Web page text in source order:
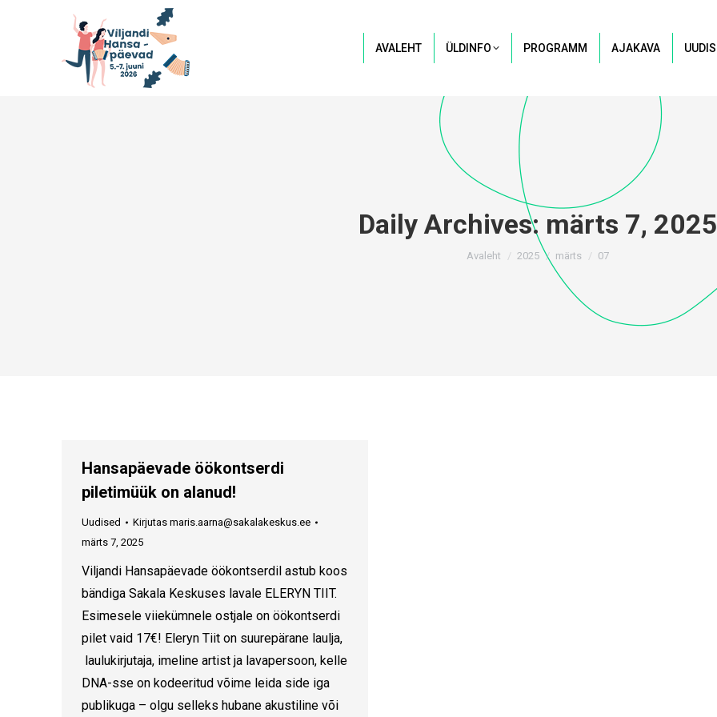
AVALEHT ÜLDINFO PROGRAMM AJAKAVA
Daily Archives: märts 7, 2025
You are here:
Avaleht 2025 märts 07
Hansapäevade öökontserdi
piletimüük on alanud!
Uudised Kirjutas maris.aarna@sakalakeskus.ee
märts 7, 2025
Viljandi Hansapäevade öökontserdil astub koos
bändiga Sakala Keskuses lavale ELERYN TIIT.
Esimesele viiekümnele ostjale on öökontserdi
pilet vaid 17€! Eleryn Tiit on suurepärane laulja,
laulukirjutaja, imeline artist ja lavapersoon, kelle
DNA-sse on kodeeritud võime leida side iga
publikuga – olgu selleks hubane akustiline või